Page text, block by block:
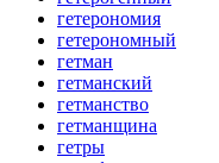
гетерономия
гетерономный
гетман
гетманский
гетманство
гетманщина
гетры